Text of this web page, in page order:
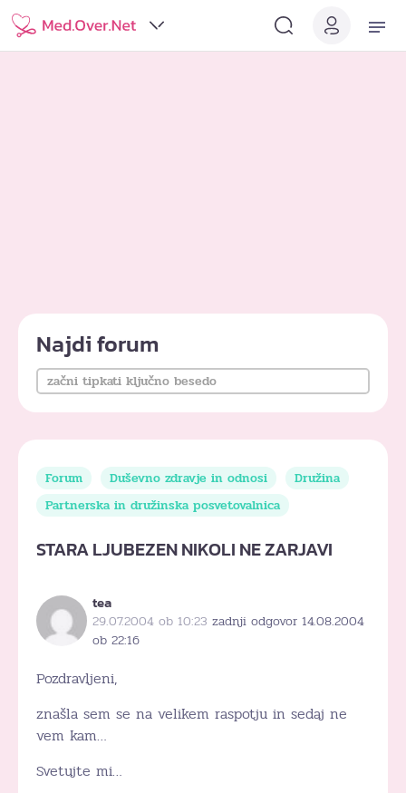
Najdi forum
Forum Duševno zdravje in odnosi
Družina
Partnerska in družinska posvetovalnica
STARA LJUBEZEN NIKOLI NE ZARJAVI
tea
29.07.2004 ob 10:23 zadnji odgovor 14.08.2004
ob 22:16
Pozdravljeni,
znašla sem se na velikem raspotju in sedaj ne
vem kam…
Svetujte mi…